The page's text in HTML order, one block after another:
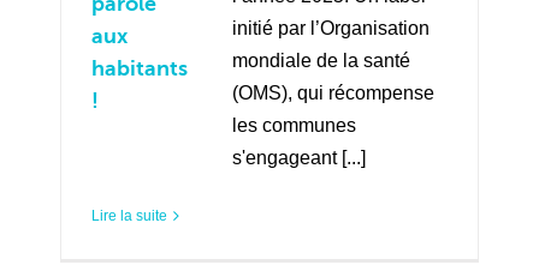
aux
habitants
!
initié par l’Organisation
mondiale de la santé
(OMS), qui récompense
les communes
s'engageant [...]
Lire la suite